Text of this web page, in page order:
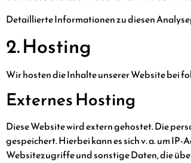
Detaillierte Informationen zu diesen
2. Hosting
Wir hosten die Inhalte unserer Website bei
Externes Hosting
Diese Website wird extern gehostet. Die
gespeichert. Hierbei kann es sich v. a. um
Websitezugriffe und sonstige Daten, die